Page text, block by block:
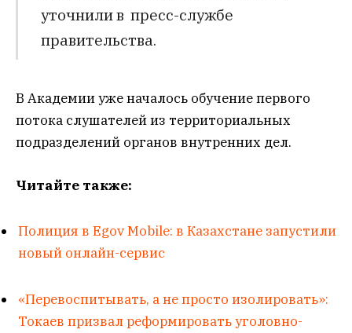
уточнили в пресс-службе
правительства.
В Академии уже началось обучение первого
потока слушателей из территориальных
подразделений органов внутренних дел.
Читайте также:
Полиция в Egov Mobile: в Казахстане запустили
новый онлайн-сервис
«Перевоспитывать, а не просто изолировать»:
Токаев призвал реформировать уголовно-